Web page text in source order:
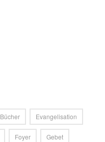
Bücher Evangelisation
Foyer Gebet